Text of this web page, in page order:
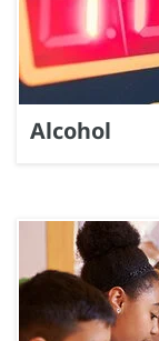
Alcohol